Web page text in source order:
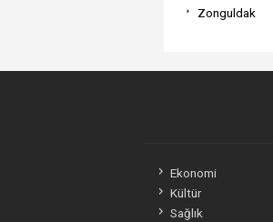
Zonguldak
Ekonomi
Kültür
Sağlık